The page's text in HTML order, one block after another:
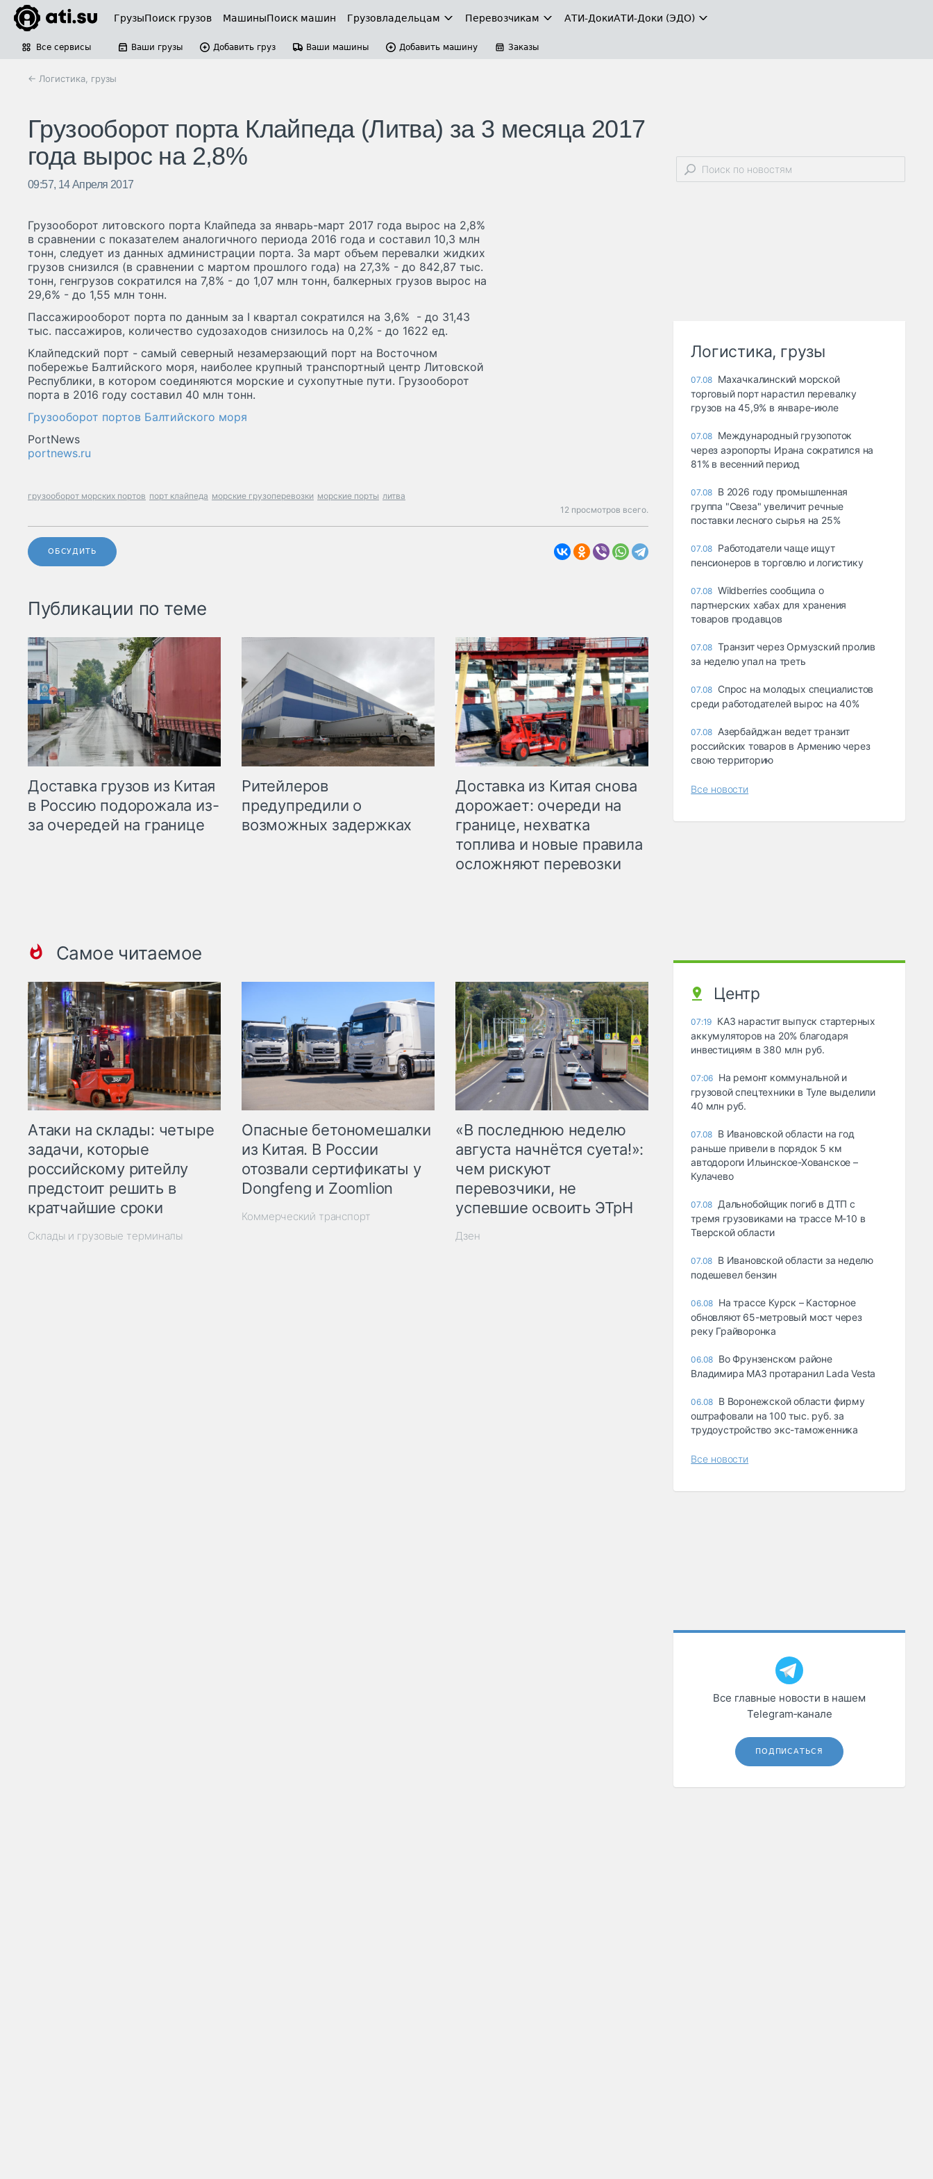
ГрузыПоиск грузов МашиныПоиск машин Грузовладельцам Перевозчикам АТИ-ДокиАТИ-Доки (ЭДО)
Все сервисы Ваши грузы Добавить груз Ваши машины Добавить машину Заказы
← Логистика, грузы
Грузооборот порта Клайпеда (Литва) за 3 месяца 2017
года вырос на 2,8%
09:57, 14 Апреля 2017
Грузооборот литовского порта Клайпеда за январь-март 2017 года вырос на 2,8%
в сравнении с показателем аналогичного периода 2016 года и составил 10,3 млн
тонн, следует из данных администрации порта. За март объем перевалки жидких
грузов снизился (в сравнении с мартом прошлого года) на 27,3% - до 842,87 тыс.
тонн, генгрузов сократился на 7,8% - до 1,07 млн тонн, балкерных грузов вырос на
29,6% - до 1,55 млн тонн.
Пассажирооборот порта по данным за I квартал сократился на 3,6% - до 31,43
тыс. пассажиров, количество судозаходов снизилось на 0,2% - до 1622 ед.
Клайпедский порт - самый северный незамерзающий порт на Восточном
побережье Балтийского моря, наиболее крупный транспортный центр Литовской
Республики, в котором соединяются морские и сухопутные пути. Грузооборот
порта в 2016 году составил 40 млн тонн.
Грузооборот портов Балтийского моря
PortNews
portnews.ru
грузооборот морских портов порт клайпеда морские грузоперевозки морские порты литва
12 просмотров всего.
ОБСУДИТЬ
Публикации по теме
Доставка грузов из Китая
в Россию подорожала из-
за очередей на границе
Ритейлеров
предупредили о
возможных задержках
Доставка из Китая снова
дорожает: очереди на
границе, нехватка
топлива и новые правила
осложняют перевозки
Самое читаемое
Атаки на склады: четыре
задачи, которые
российскому ритейлу
предстоит решить в
кратчайшие сроки
Склады и грузовые терминалы
Опасные бетономешалки
из Китая. В России
отозвали сертификаты у
Dongfeng и Zoomlion
Коммерческий транспорт
«В последнюю неделю
августа начнётся суета!»:
чем рискуют
перевозчики, не
успевшие освоить ЭТрН
Дзен
Логистика, грузы
07.08 Махачкалинский морской
торговый порт нарастил перевалку
грузов на 45,9% в январе-июле
07.08 Международный грузопоток
через аэропорты Ирана сократился на
81% в весенний период
07.08 В 2026 году промышленная
группа "Свеза" увеличит речные
поставки лесного сырья на 25%
07.08 Работодатели чаще ищут
пенсионеров в торговлю и логистику
07.08 Wildberries сообщила о
партнерских хабах для хранения
товаров продавцов
07.08 Транзит через Ормузский пролив
за неделю упал на треть
07.08 Спрос на молодых специалистов
среди работодателей вырос на 40%
07.08 Азербайджан ведет транзит
российских товаров в Армению через
свою территорию
Все новости
Центр
07:19 КАЗ нарастит выпуск стартерных
аккумуляторов на 20% благодаря
инвестициям в 380 млн руб.
07:06 На ремонт коммунальной и
грузовой спецтехники в Туле выделили
40 млн руб.
07.08 В Ивановской области на год
раньше привели в порядок 5 км
автодороги Ильинское-Хованское –
Кулачево
07.08 Дальнобойщик погиб в ДТП с
тремя грузовиками на трассе М-10 в
Тверской области
07.08 В Ивановской области за неделю
подешевел бензин
06.08 На трассе Курск – Касторное
обновляют 65-метровый мост через
реку Грайворонка
06.08 Во Фрунзенском районе
Владимира МАЗ протаранил Lada Vesta
06.08 В Воронежской области фирму
оштрафовали на 100 тыс. руб. за
трудоустройство экс-таможенника
Все новости
Все главные новости в нашем
Telegram‑канале
ПОДПИСАТЬСЯ